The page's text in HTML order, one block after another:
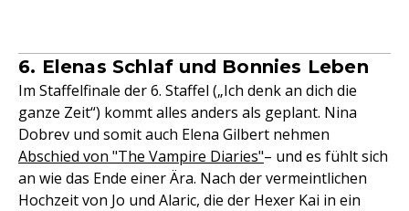
6. Elenas Schlaf und Bonnies Leben
Im Staffelfinale der 6. Staffel („Ich denk an dich die
ganze Zeit“) kommt alles anders als geplant. Nina
Dobrev und somit auch Elena Gilbert nehmen
Abschied von "The Vampire Diaries"– und es fühlt sich
an wie das Ende einer Ära. Nach der vermeintlichen
Hochzeit von Jo und Alaric, die der Hexer Kai in ein